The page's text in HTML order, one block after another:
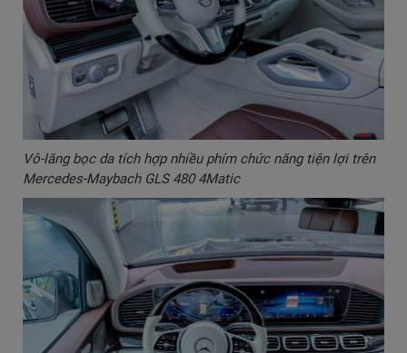
Vô-lăng bọc da tích hợp nhiều phím chức năng tiện lợi trên
Mercedes-Maybach GLS 480 4Matic